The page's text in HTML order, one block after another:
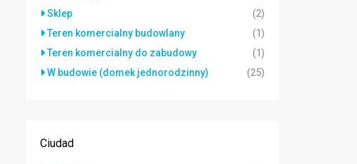
Sklep
(2)
Teren komercialny budowlany
(1)
Teren komercialny do zabudowy
(1)
W budowie (domek jednorodzinny)
(25)
Ciudad